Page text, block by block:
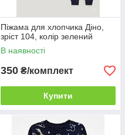
Піжама для хлопчика Діно,
зріст 104, колір зелений
В наявності
350 ₴/комплект
Купити